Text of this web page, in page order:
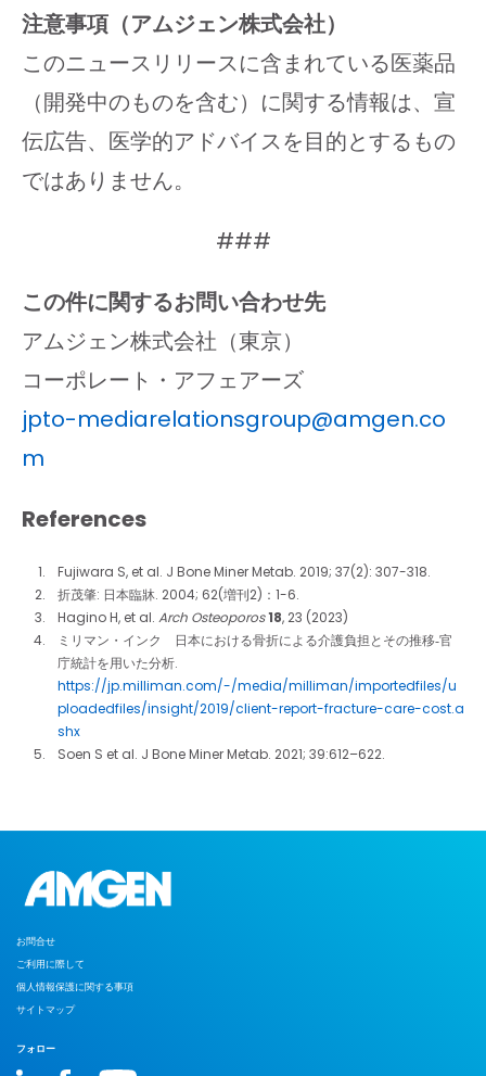
注意事項（アムジェン株式会社）
このニュースリリースに含まれている医薬品
（開発中のものを含む）に関する情報は、宣
伝広告、医学的アドバイスを目的とするもの
ではありません。
###
この件に関するお問い合わせ先
アムジェン株式会社（東京）
コーポレート・アフェアーズ
jpto-mediarelationsgroup@amgen.co
m
References
Fujiwara S, et al. J Bone Miner Metab. 2019; 37(2): 307-318.
折茂肇: 日本臨牀. 2004; 62(増刊2)：1-6.
Hagino H, et al. Arch Osteoporos18, 23 (2023)
ミリマン・インク 日本における骨折による介護負担とその推移‐官
庁統計を用いた分析.
https://jp.milliman.com/-/media/milliman/importedfiles/u
ploadedfiles/insight/2019/client-report-fracture-care-cost.a
shx
Soen S et al. J Bone Miner Metab. 2021; 39:612–622.
お問合せ
ご利用に際して
個人情報保護に関する事項
サイトマップ
フォロー